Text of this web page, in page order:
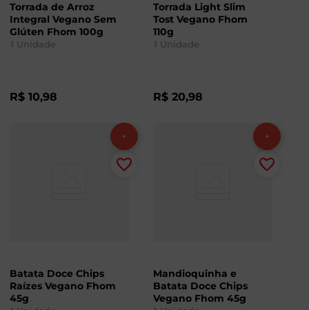
Torrada de Arroz
Integral Vegano Sem
Glúten Fhom 100g
1 Unidade
R$ 10,98
Torrada Light Slim
Tost Vegano Fhom
110g
1 Unidade
R$ 20,98
Batata Doce Chips
Raízes Vegano Fhom
45g
Mandioquinha e
Batata Doce Chips
Vegano Fhom 45g